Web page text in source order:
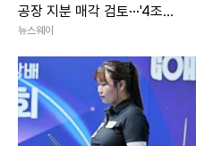
공장 지분 매각 검토···'4조원
규모'
뉴스웨이